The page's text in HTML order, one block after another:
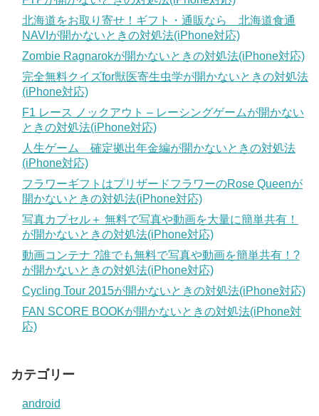
北海道をお取り寄せ！ギフト・通販なら 北海道食通
NAVIが開かないときの対処法(iPhone対応)
Zombie Ragnarokが開かないときの対処法(iPhone対応)
完全無料クイズfor獣医寄生虫学が開かないときの対処法
(iPhone対応)
F1 レース ノックアウト – レーシングゲームが開かない
ときの対処法(iPhone対応)
人生ゲーム 確定拠出年金編が開かないときの対処法
(iPhone対応)
フラワーギフトはプリザードフラワーのRose Queenが
開かないときの対処法(iPhone対応)
写真カプセル＋ 無料で写真や動画を大量に簡単共有！
が開かないときの対処法(iPhone対応)
動画コンテナ ?誰でも無料で写真や動画を簡単共有！?
が開かないときの対処法(iPhone対応)
Cycling Tour 2015が開かないときの対処法(iPhone対応)
FAN SCORE BOOKが開かないときの対処法(iPhone対
応)
カテゴリー
android